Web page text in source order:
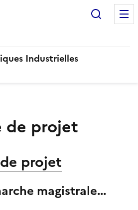
Industrielles
de projet
projet
magistrale...